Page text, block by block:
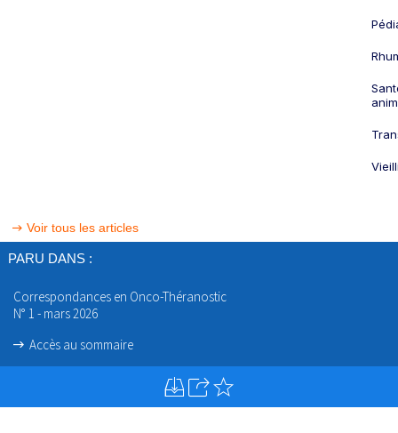
Voir tous les articles
PARU DANS :
Correspondances en Onco-Théranostic
N° 1 - mars 2026
Accès au sommaire